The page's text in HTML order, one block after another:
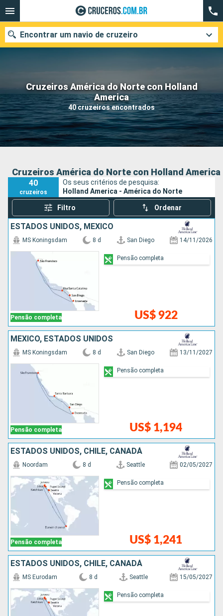
Cruzeiros América do Norte con Holland
America
40 cruzeiros encontrados
Encontrar um navio de cruzeiro
Quando ir?
Data de partida
Cidades Companhias
Cruzeiros América do Norte con Holland America
40
cruzeiros
Os seus critérios de pesquisa:
Holland America - América do Norte
Filtro Ordenar
ESTADOS UNIDOS, MÉXICO
Pensão completa
MS Koningsdam 8 d San Diego 14/11/2026
US$ 922
Pensão completa
MÉXICO, ESTADOS UNIDOS
Pensão completa
MS Koningsdam 8 d San Diego 13/11/2027
US$ 1,194
Pensão completa
ESTADOS UNIDOS, CHILE, CANADÁ
Pensão completa
Noordam 8 d Seattle 02/05/2027
US$ 1,241
Pensão completa
ESTADOS UNIDOS, CHILE, CANADÁ
MS Eurodam 8 d Seattle 15/05/2027
Pensão completa